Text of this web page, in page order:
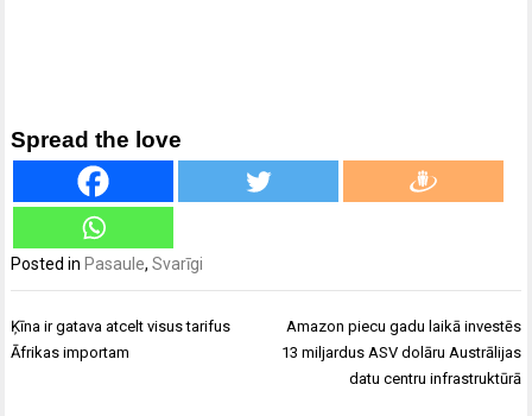
Spread the love
Posted in Pasaule,Svarīgi
Ziņu
izvēlne
Ķīna ir gatava atcelt visus tarifus
Āfrikas importam
Amazon piecu gadu laikā investēs
13 miljardus ASV dolāru Austrālijas
datu centru infrastruktūrā